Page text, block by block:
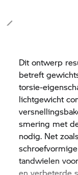
Dit ontwerp
betreft
torsie-
lichtgewicht
smering met
nodig. Net
tandwielen